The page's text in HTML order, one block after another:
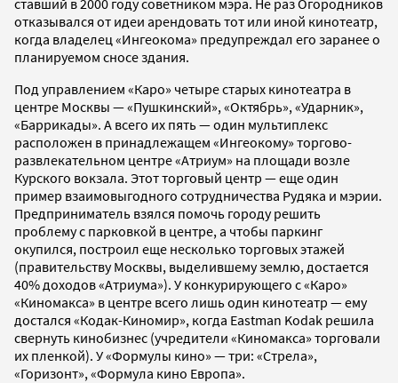
отказывался от идеи арендовать тот или иной кинотеатр,
когда владелец «Ингеокома» предупреждал его заранее о
планируемом сносе здания.
Под управлением «Каро» четыре старых кинотеатра в
центре Москвы — «Пушкинский», «Октябрь», «Ударник»,
«Баррикады». А всего их пять — один мультиплекс
расположен в принадлежащем «Ингеокому» торгово-
развлекательном центре «Атриум» на площади возле
Курского вокзала. Этот торговый центр — еще один
пример взаимовыгодного сотрудничества Рудяка и мэрии.
Предприниматель взялся помочь городу решить
проблему с парковкой в центре, а чтобы паркинг
окупился, построил еще несколько торговых этажей
(правительству Москвы, выделившему землю, достается
40% доходов «Атриума»). У конкурирующего с «Каро»
«Киномакса» в центре всего лишь один кинотеатр — ему
достался «Кодак-Киномир», когда Eastman Kodak решила
свернуть кинобизнес (учредители «Киномакса» торговали
их пленкой). У «Формулы кино» — три: «Стрела»,
«Горизонт», «Формула кино Европа».